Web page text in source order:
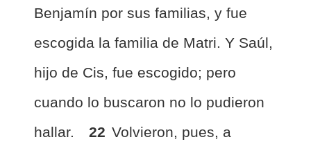
Benjamín por sus familias, y fue
escogida la familia de Matri. Y Saúl,
hijo de Cis, fue escogido; pero
cuando lo buscaron no lo pudieron
hallar.
22 Volvieron, pues, a